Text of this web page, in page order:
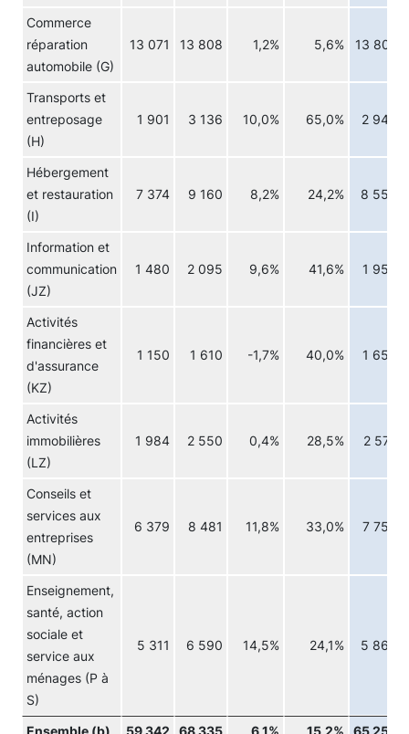
Commerce
réparation
automobile (G)
13 071 13 808 1,2% 5,6% 13 807
Transports et
entreposage
(H)
1 901 3 136 10,0% 65,0% 2 943
Hébergement
et restauration
(I)
7 374 9 160 8,2% 24,2% 8 559
Information et
communication
(JZ)
1 480 2 095 9,6% 41,6% 1 953
Activités
financières et
d'assurance
(KZ)
1 150 1 610 -1,7% 40,0% 1 656
Activités
immobilières
(LZ)
1 984 2 550 0,4% 28,5% 2 574
Conseils et
services aux
entreprises
(MN)
6 379 8 481 11,8% 33,0% 7 755
Enseignement,
santé, action
sociale et
service aux
ménages (P à
S)
5 311 6 590 14,5% 24,1% 5 869